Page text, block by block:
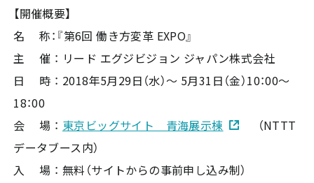
【開催概要】
名 称：『第6回 働き方変革 EXPO』
主 催 ： リード エグジビジョン ジャパン株式会社
日 時 ： 2018年5月29日（水）～ 5月31日（金）10：00～
18：00
会 場 ： 東京ビッグサイト 青海展示棟
（NTTT
データブース内）
入 場 ： 無料（サイトからの事前申し込み制）